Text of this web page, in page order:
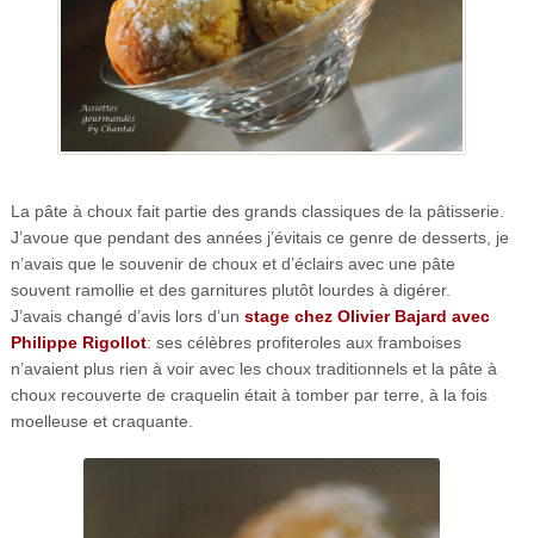
La pâte à choux fait partie des grands classiques de la pâtisserie.
J’avoue que pendant des années j’évitais ce genre de desserts, je
n’avais que le souvenir de choux et d’éclairs avec une pâte
souvent ramollie et des garnitures plutôt lourdes à digérer.
J’avais changé d’avis lors d’un stage chez Olivier Bajard avec
Philippe Rigollot: ses célèbres profiteroles aux framboises
n’avaient plus rien à voir avec les choux traditionnels et la pâte à
choux recouverte de craquelin était à tomber par terre, à la fois
moelleuse et craquante.